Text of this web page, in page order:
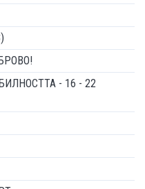
- 16 - 22